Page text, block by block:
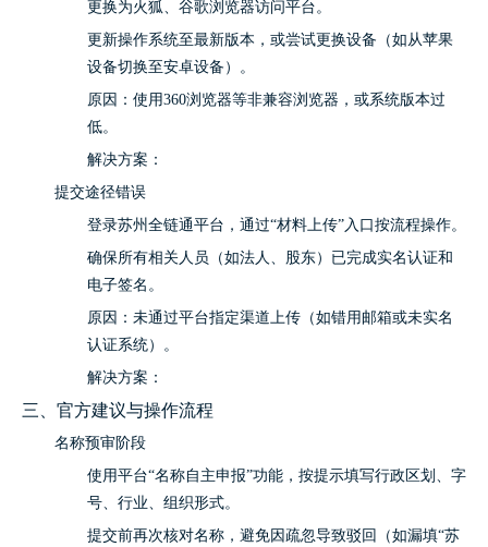
更换为火狐、谷歌浏览器访问平台。
更新操作系统至最新版本，或尝试更换设备（如从苹果
设备切换至安卓设备）。
原因：使用360浏览器等非兼容浏览器，或系统版本过
低。
解决方案：
提交途径错误
登录苏州全链通平台，通过“材料上传”入口按流程操作。
确保所有相关人员（如法人、股东）已完成实名认证和
电子签名。
原因：未通过平台指定渠道上传（如错用邮箱或未实名
认证系统）。
解决方案：
三、官方建议与操作流程
名称预审阶段
使用平台“名称自主申报”功能，按提示填写行政区划、字
号、行业、组织形式。
提交前再次核对名称，避免因疏忽导致驳回（如漏填“苏